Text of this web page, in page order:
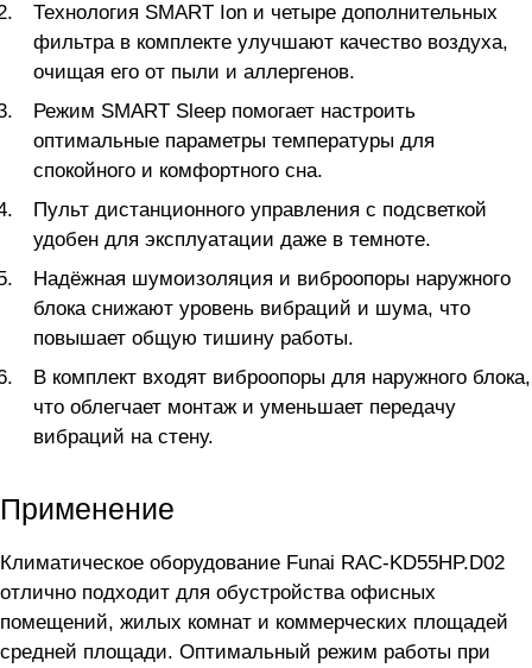
Технология SMART Ion и четыре дополнительных
фильтра в комплекте улучшают качество воздуха,
очищая его от пыли и аллергенов.
Режим SMART Sleep помогает настроить
оптимальные параметры температуры для
спокойного и комфортного сна.
Пульт дистанционного управления с подсветкой
удобен для эксплуатации даже в темноте.
Надёжная шумоизоляция и виброопоры наружного
блока снижают уровень вибраций и шума, что
повышает общую тишину работы.
В комплект входят виброопоры для наружного блока,
что облегчает монтаж и уменьшает передачу
вибраций на стену.
Применение
Климатическое оборудование Funai RAC-KD55HP.D02
отлично подходит для обустройства офисных
помещений, жилых комнат и коммерческих площадей
средней площади. Оптимальный режим работы при